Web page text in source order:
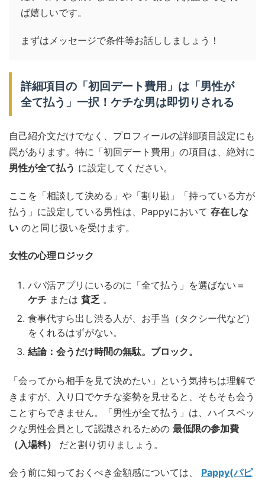
ば嬉しいです。
まずはメッセージで条件等お話ししましょう！
詳細項目の「初回デート費用」は「男性が
全て払う」一択！ケチな男は即切りされる
自己紹介文だけでなく、プロフィールの詳細項目設定にも
罠があります。特に「初回デート費用」の項目は、絶対に
男性が全て払う に設定してください。
ここを「相談して決める」や「割り勘」「持っている方が
払う」に設定している男性は、Pappyにおいて 存在しな
い のと同じ扱いを受けます。
女性の心理ロジック
パパ活アプリにいるのに「全て払う」を選ばない＝
ケチ または 貧乏 。
食事代すら出し渋る人が、お手当（タクシー代など）
をくれるはずがない。
結論：会うだけ時間の無駄。ブロック。
「会ってから相手を見て決めたい」という気持ちは理解で
きますが、入り口でケチな姿勢を見せると、そもそも会う
ことすらできません。「男性が全て払う」は、ハイスペッ
クな男性会員として認識されるための 最低限の参加費
（入場料）
だと割り切りましょう。
会う前に知っておくべき金額感については、 Pappy(パピ